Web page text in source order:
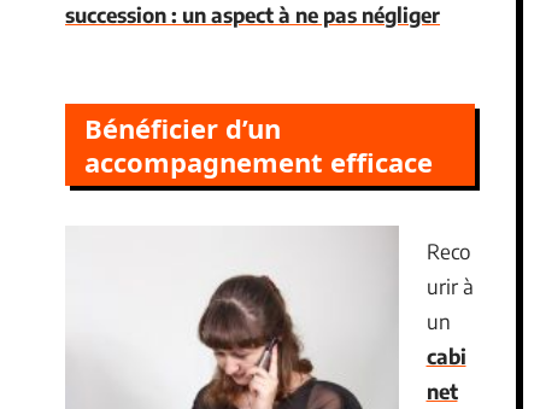
succession : un aspect à ne pas négliger
Bénéficier d’un
accompagnement efficace
Reco
urir à
un
cabi
net